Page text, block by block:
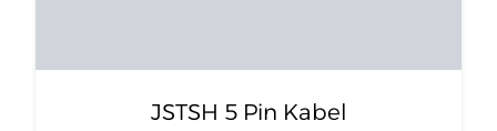
JSTSH 5 Pin Kabel